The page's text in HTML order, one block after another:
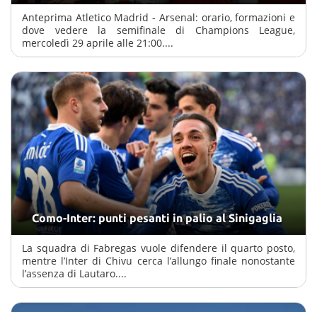
Anteprima Atletico Madrid - Arsenal: orario, formazioni e
dove vedere la semifinale di Champions League,
mercoledì 29 aprile alle 21:00....
Como-Inter: punti pesanti in palio al Sinigaglia
La squadra di Fabregas vuole difendere il quarto posto,
mentre l’Inter di Chivu cerca l’allungo finale nonostante
l’assenza di Lautaro....